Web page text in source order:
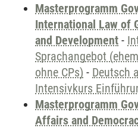
Masterprogramm
International Law of
and Development -
Sprachangebot
ohne CPs) - Deutsch
Intensivkurs
Masterprogramm
Affairs and